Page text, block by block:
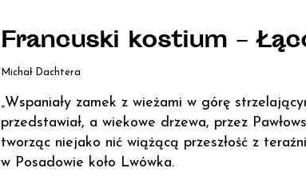
Francuski kostium –
Michał Dachtera
„Wspaniały zamek z wieżami w górę
przedstawiał, a wiekowe drzewa, przez
tworząc niejako nić wiążącą przeszłość z
w Posadowie koło Lwówka.